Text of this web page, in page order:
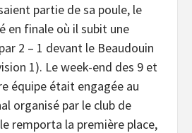
partie de sa poule, le
en finale où il subit une
2 – 1 devant le Beaudouin
1). Le week-end des 9 et
équipe était engagée au
organisé par le club de
remporta la première place,